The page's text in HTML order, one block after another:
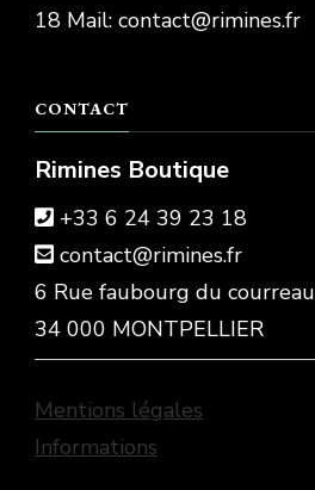
18 Mail: contact@rimines.fr
CONTACT
Rimines Boutique
+33 6 24 39 23 18
contact@rimines.fr
6 Rue faubourg du courreau
34 000 MONTPELLIER
Mentions légales
Informations